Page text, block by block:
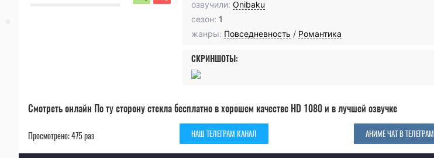
озвучили: Onibaku
сезон: 1
жанры: Повседневность / Романтика
СКРИНШОТЫ:
Смотреть онлайн По ту сторону стекла бесплатно в хорошем качестве HD 1080 и в лучшей озвучке
Просмотрено: 475 раз НАШ ТЕЛЕГРАМ КАНАЛ АНИМЕ ЧАТ В ТЕЛЕГРАМ